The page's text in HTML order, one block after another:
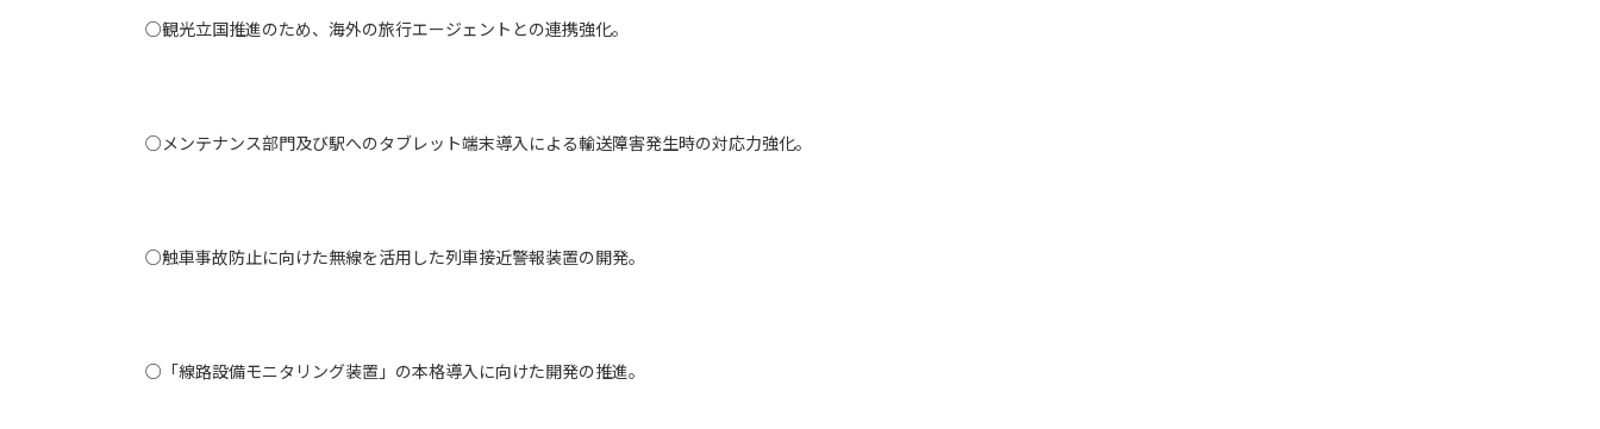
○観光立国推進のため、海外の旅行エージェントとの連携強化。
○メンテナンス部門及び駅へのタブレット端末導入による輸送障害発生時の対応力強化。
○触車事故防止に向けた無線を活用した列車接近警報装置の開発。
○「線路設備モニタリング装置」の本格導入に向けた開発の推進。